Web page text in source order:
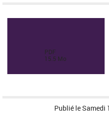
(PDF
15.5 Mo
Publié leSamedi